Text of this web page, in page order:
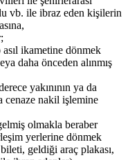
vb. ile ibraz eden kişilerin
ikametine dönmek
daha önceden alınmış
yakınının ya da
cenaze nakil işlemine
olmakla beraber
yerlerine dönmek
geldiği araç plakası,